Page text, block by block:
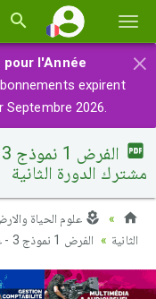
la×
pour l'Année
expirent
Septembre 2026.
مشترك الدورة الثانية
علوم الحياة
الثانية
الفرض 1 نموذج 3 - علوم الحياة والارض جذع مشترك الدورة الثانية